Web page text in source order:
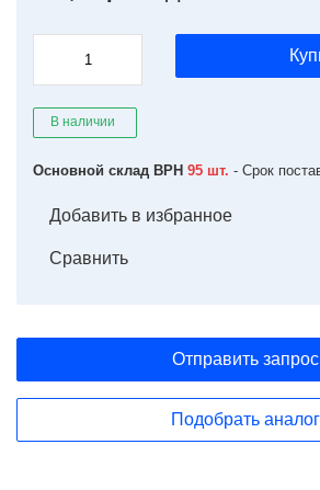
В наличии
Основной склад ВРН 95 шт. - Срок
Добавить в избранное
Сравнить
Отправить запрос
Подобрать аналог